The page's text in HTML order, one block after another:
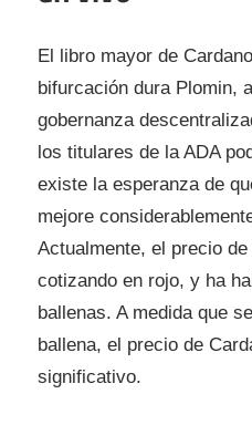
El libro mayor de
bifurcación dura Plomin,
gobernanza
los titulares de la ADA
existe la esperanza de
mejore
Actualmente, el precio
cotizando en rojo, y ha
ballenas. A medida que
ballena, el precio de
significativo.